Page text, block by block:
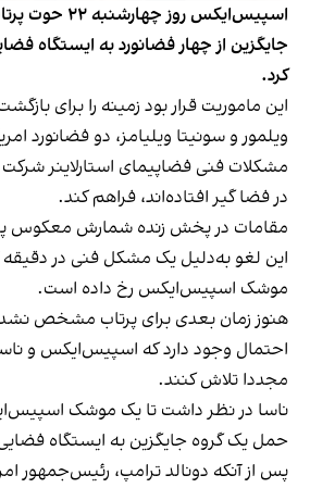
اسپیس‌ایکس روز
جایگزین از چهار فضانورد به ایستگاه
کرد.
این ماموریت قرار بود زمینه را برای
در فضا گیر افتاده‌اند، فراهم کند.
مقامات در پخش زنده شمارش معکوس
این لغو به‌دلیل یک مشکل فنی در دقیقه
موشک اسپیس‌ایکس رخ داده است.
هنوز زمان بعدی برای پرتاب مشخص
احتمال وجود دارد که اسپیس‌ایکس و
مجددا تلاش کنند.
ناسا در نظر داشت تا یک موشک
حمل یک گروه جایگزین به ایستگاه
پس از آنکه دونالد ترامپ، رئیس‌جمهور